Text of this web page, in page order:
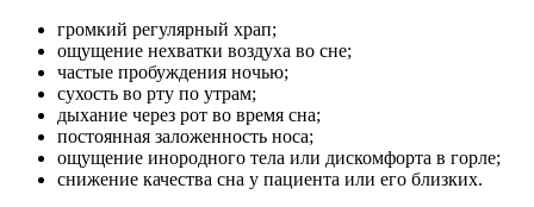
громкий регулярный храп;
ощущение нехватки воздуха во сне;
частые пробуждения ночью;
сухость во рту по утрам;
дыхание через рот во время сна;
постоянная заложенность носа;
ощущение инородного тела или дискомфорта в горле;
снижение качества сна у пациента или его близких.